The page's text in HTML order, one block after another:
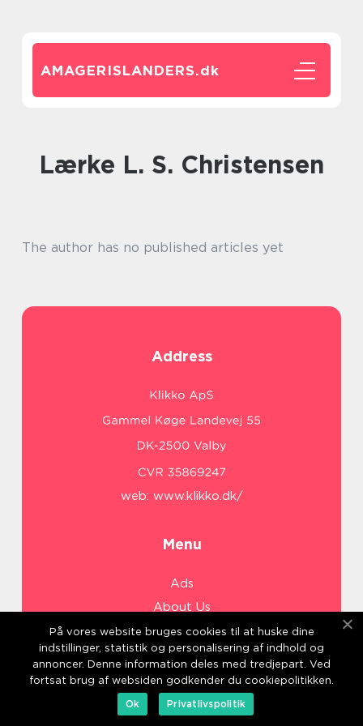
AMAGERISLANDERS.dk
Lærke L. S. Christensen
The author has no published articles yet
Address
web: www.klikko.dk/
Menu
Ads
About Us
Cookies
Contact
Sitemap
På vores website bruges cookies til at huske dine
indstillinger, statistik og personalisering af indhold og
annoncer. Denne information deles med tredjepart. Ved
fortsat brug af websiden godkender du cookiepolitikken.
Ok
Privatlivspolitik